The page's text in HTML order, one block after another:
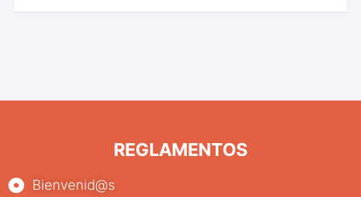
REGLAMENTOS
Bienvenid@s